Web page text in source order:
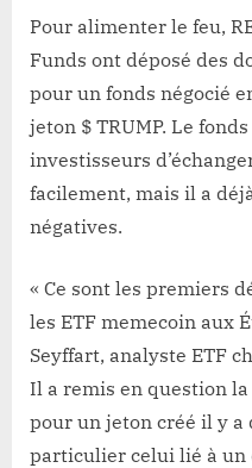
Pour alimenter le feu,
Funds ont déposé des
pour un fonds négocié
jeton $ TRUMP. Le
investisseurs
facilement, mais il a
négatives.
« Ce sont les premiers
les ETF memecoin aux
Seyffart, analyste ETF
Il a remis en question la
pour un jeton créé il y a
particulier celui lié à un